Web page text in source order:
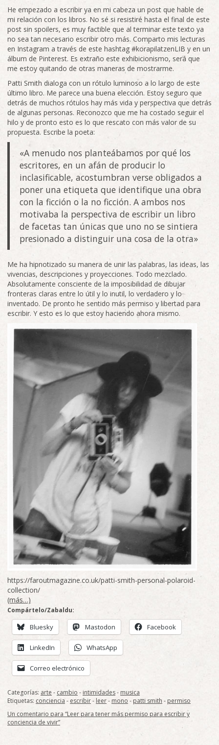
He empezado a escribir ya en mi cabeza un post que hable de
mi relación con los libros. No sé si resistiré hasta el final de este
post sin spoilers, es muy factible que al terminar este texto ya
no sea tan necesario escribir otro más. Comparto mis lecturas
en Instagram a través de este hashtag #korapilatzenLIB y en un
álbum de Pinterest. Es extraño este exhibicionismo, será que
me estoy quitando de otras maneras de mostrarme.
Patti Smith dialoga con un rótulo luminoso a lo largo de este
último libro. Me parece una buena elección. Estoy seguro que
detrás de muchos rótulos hay más vida y perspectiva que detrás
de algunas personas. Reconozco que me ha costado seguir el
hilo y de pronto esto es lo que rescato con más valor de su
propuesta. Escribe la poeta:
«A menudo nos planteábamos por qué los
escritores, en un afán de producir lo
inclasificable, acostumbran verse obligados a
poner una etiqueta que identifique una obra
con la ficción o la no ficción. A ambos nos
motivaba la perspectiva de escribir un libro
de facetas tan únicas que uno no se sintiera
presionado a distinguir una cosa de la otra»
Me ha hipnotizado su manera de unir las palabras, las ideas, las
vivencias, descripciones y proyecciones. Todo mezclado.
Absolutamente consciente de la imposibilidad de dibujar
fronteras claras entre lo útil y lo inutil, lo verdadero y lo
inventado. De pronto he sentido más permiso y libertad para
escribir. Y esto es lo que estoy haciendo ahora mismo.
https://faroutmagazine.co.uk/patti-smith-personal-polaroid-
collection/
(más…)
Compártelo/Zabaldu:
Bluesky Mastodon Facebook
LinkedIn WhatsApp
Correo electrónico
Categorías: arte - cambio - intimidades- musica
Etiquetas: conciencia - escribir- leer- mono - patti smith - permiso
Un comentario para “Leer para tener más permiso para escribir y
conciencia de vivir”